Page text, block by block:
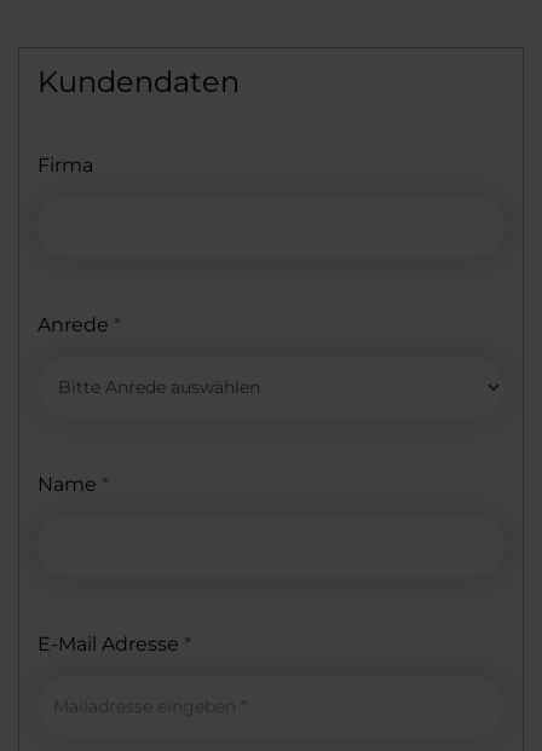
Kundendaten
Firma
Anrede *
Name *
E-Mail Adresse *